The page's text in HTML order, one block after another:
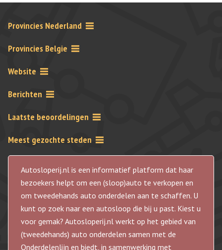
Provincies Nederland
Provincies Belgie
Website
Berichten
Laatste beoordelingen
Meest gezochte steden
Autosloperij.nl is een informatief platform dat haar
bezoekers helpt om een (sloop)auto te verkopen en
om tweedehands auto onderdelen aan te schaffen. U
kunt op zoek naar een autosloop die bij u past. Kiest u
voor gemak? Autosloperij.nl werkt op het gebied van
(tweedehands) auto onderdelen samen met de
Onderdelenlijn en biedt, in samenwerking met